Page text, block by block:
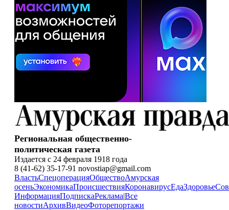
Региональная общественно-
политическая газета
Издается с 24 февраля 1918 года
8 (41-62) 35-17-91 novostiap@gmail.com
ВластьСпецоперацияОбществоАмурская
осеньЭкономикаПроисшествияКоронавирусЕдаЗдоровье
ИнформацияПодпискаРеклама|Все
новостиАрхивВидеоФоторепортажи